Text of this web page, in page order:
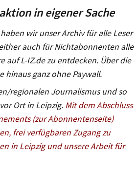
in eigener Sache
wir unser Archiv für alle Leser
auch für Nichtabonnenten alle
auf L-IZ.de zu entdecken. Über die
hinaus ganz ohne Paywall.
regionalen Journalismus und so
Ort in Leipzig. Mit dem Abschluss
(zur Abonnentenseite)
frei verfügbaren Zugang zu
in Leipzig und unsere Arbeit für